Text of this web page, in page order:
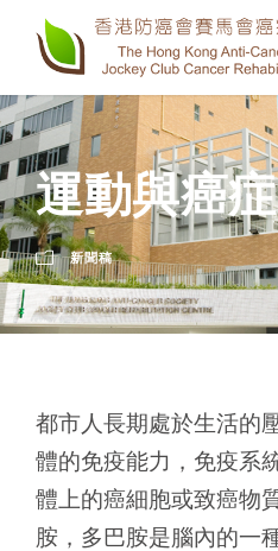
運動與癌症
新聞稿
都市人長期處於生活的
體的免疫能力，免疫系
體上的癌細胞或致癌物
胺，多巴胺是腦內的一